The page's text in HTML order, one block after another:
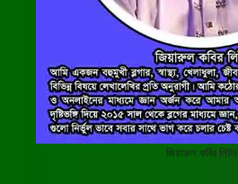
জিয়ারুল কবির লিটন